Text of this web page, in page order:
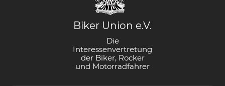
Biker Union e.V.
Die
Interessenvertretung
der Biker, Rocker
und Motorradfahrer